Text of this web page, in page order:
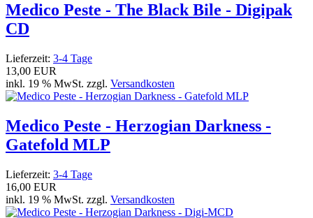
Medico Peste - The Black Bile - Digipak
CD
Lieferzeit: 3-4 Tage
13,00 EUR
inkl. 19 % MwSt. zzgl. Versandkosten
Medico Peste - Herzogian Darkness -
Gatefold MLP
Lieferzeit: 3-4 Tage
16,00 EUR
inkl. 19 % MwSt. zzgl. Versandkosten